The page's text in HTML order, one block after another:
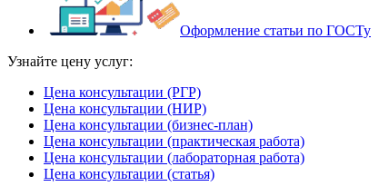
Оформление статьи по ГОСТу
Узнайте цену услуг:
Цена консультации (РГР)
Цена консультации (НИР)
Цена консультации (бизнес-план)
Цена консультации (практическая работа)
Цена консультации (лабораторная работа)
Цена консультации (статья)